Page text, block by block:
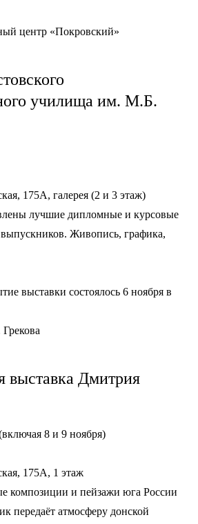
центр «Покровский»
училища им. М.Б.
175А, галерея (2 и 3 этаж)
лучшие дипломные и курсовые
выпускников. Живопись, графика,
выставки состоялось 6 ноября в
выставка Дмитрия
8 и 9 ноября)
175А, 1 этаж
композиции и пейзажи юга России
передаёт атмосферу донской